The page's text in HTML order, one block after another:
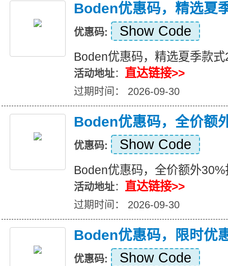
Boden优惠码，精选夏
优惠码: Show Code
Boden优惠码，精选夏季款
活动地址： 直达链接>>
过期时间： 2026-09-30
Boden优惠码，全价额
优惠码: Show Code
Boden优惠码，全价额外
活动地址： 直达链接>>
过期时间： 2026-09-30
Boden优惠码，限时优
优惠码: Show Code